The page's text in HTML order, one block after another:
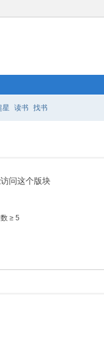
星 读书 找书
问这个版块
≥ 5